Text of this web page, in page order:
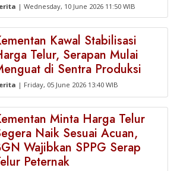
| Wednesday, 10 June 2026 11:50 WIB
Kawal Stabilisasi
Telur, Serapan Mulai
di Sentra Produksi
| Friday, 05 June 2026 13:40 WIB
Minta Harga Telur
Naik Sesuai Acuan,
Wajibkan SPPG Serap
Peternak